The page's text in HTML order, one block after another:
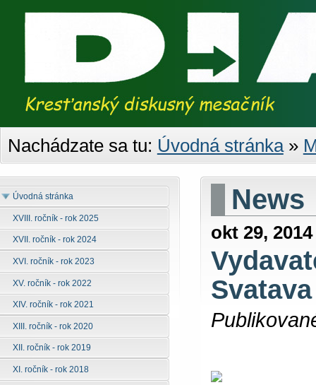
Nachádzate sa tu: Úvodná stránka »
Úvodná stránka
XVIII. ročník - rok 2025
XVII. ročník - rok 2024
XVI. ročník - rok 2023
XV. ročník - rok 2022
XIV. ročník - rok 2021
XIII. ročník - rok 2020
XII. ročník - rok 2019
XI. ročník - rok 2018
News
okt 29, 2014
Svatava